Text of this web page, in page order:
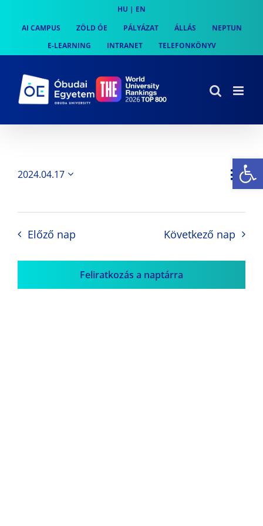
content
HU | EN
AI CAMPUS
ZÖLD ÓE PÁLYÁZAT ÁLLÁS
NEPTUN
E-LEARNING
INTRANET TELEFONKÖNYV
Nap
2024.04.17
Előző nap Következő nap
Feliratkozás a naptárra